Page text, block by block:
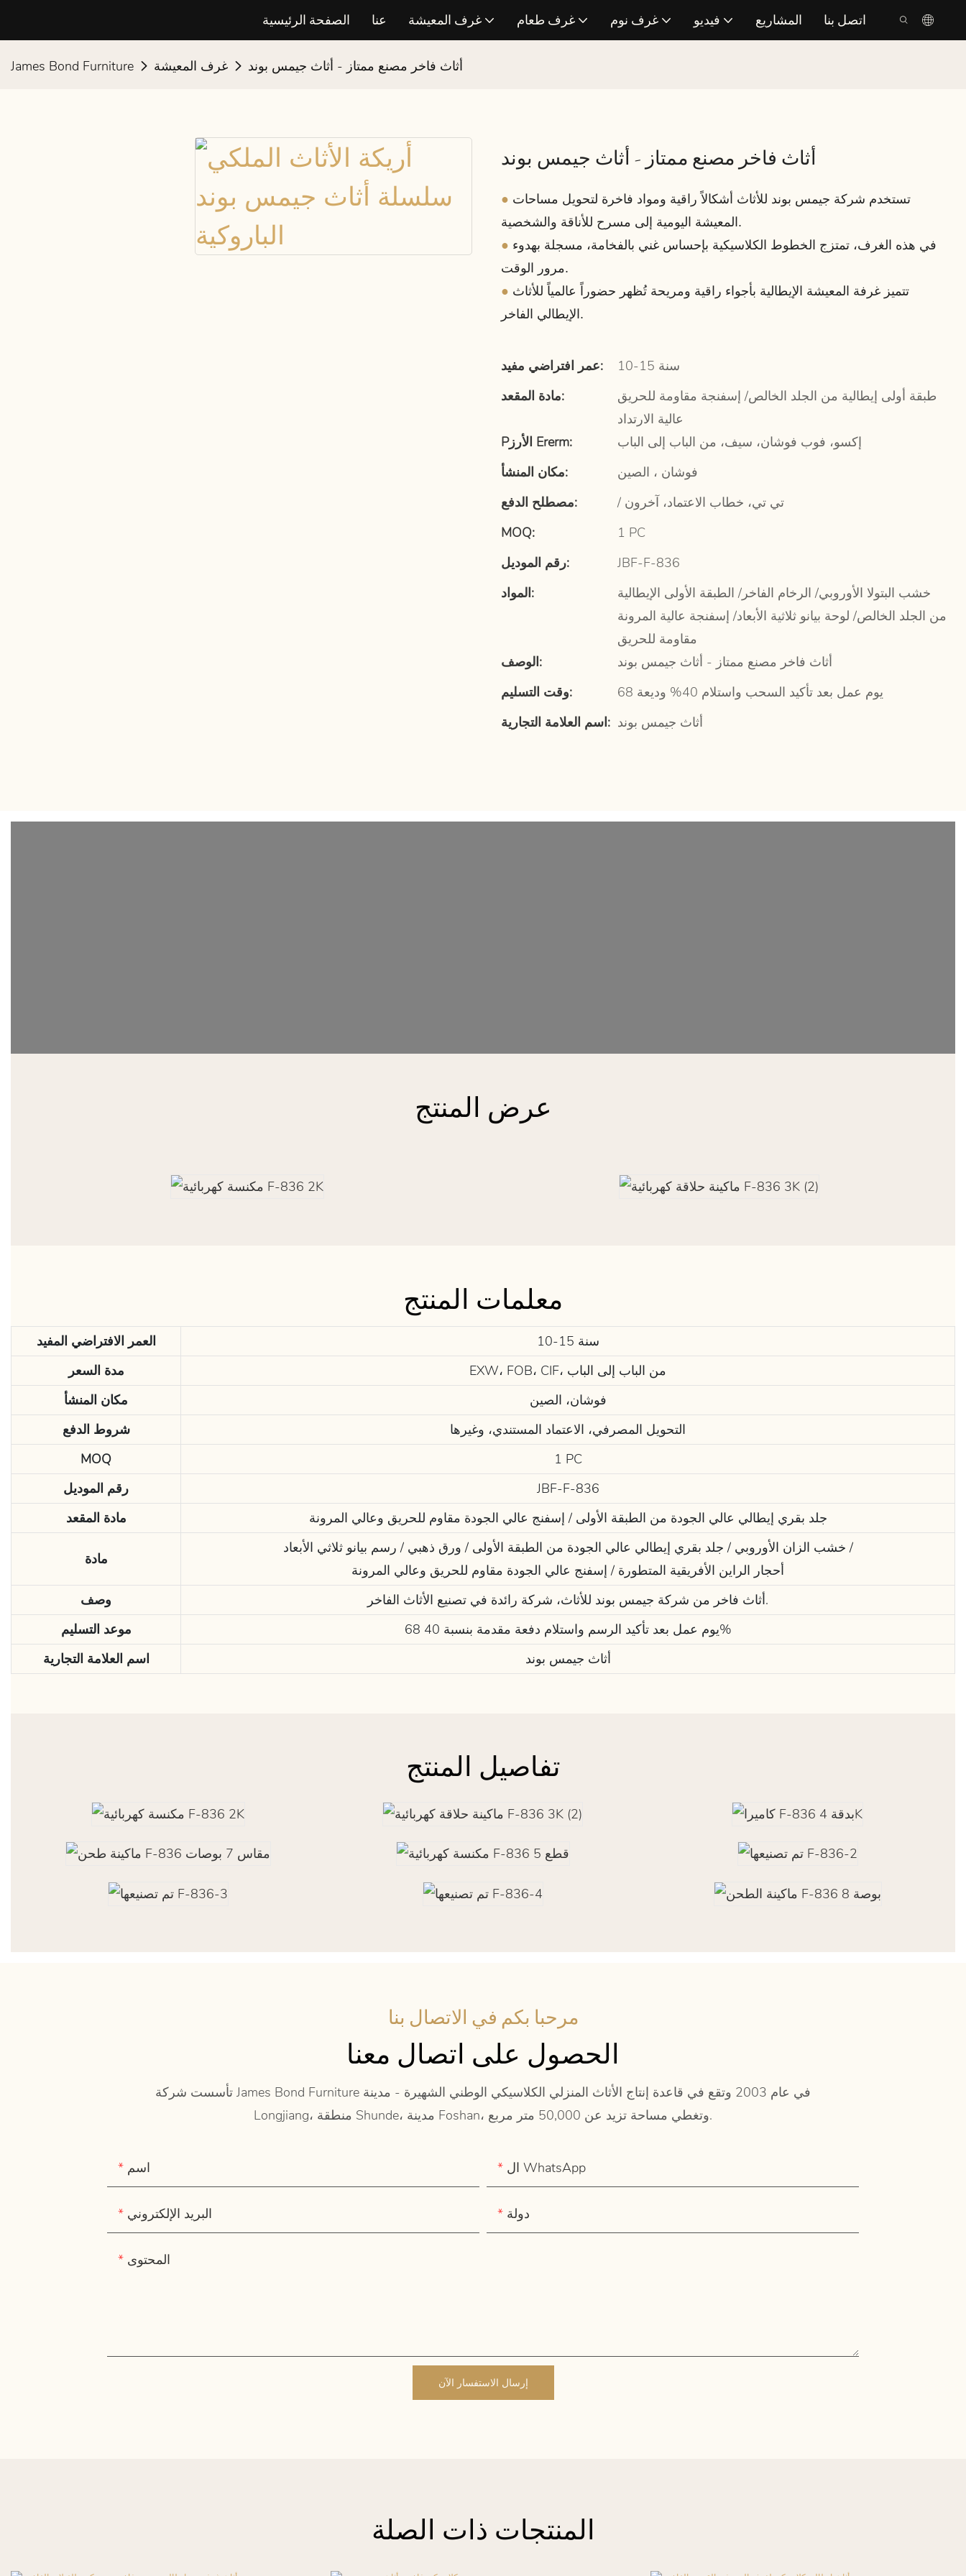
الصفحة الرئيسية عنا غرف المعيشة غرف طعام غرف نوم فيديو المشاريع اتصل بنا
James Bond Furniture غرف المعيشة أثاث فاخر مصنع ممتاز - أثاث جيمس بوند
أثاث فاخر مصنع ممتاز - أثاث جيمس بوند
● تستخدم شركة جيمس بوند للأثاث أشكالاً راقية ومواد فاخرة لتحويل مساحات
المعيشة اليومية إلى مسرح للأناقة والشخصية.
● في هذه الغرف، تمتزج الخطوط الكلاسيكية بإحساس غني بالفخامة، مسجلة بهدوء
مرور الوقت.
● تتميز غرفة المعيشة الإيطالية بأجواء راقية ومريحة تُظهر حضوراً عالمياً للأثاث
الإيطالي الفاخر.
عمر افتراضي مفيد:
10-15 سنة
مادة المقعد:
طبقة أولى إيطالية من الجلد الخالص/ إسفنجة مقاومة للحريق
عالية الارتداد
Pالأرز Ererm:
إكسو، فوب فوشان، سيف، من الباب إلى الباب
مكان المنشأ:
فوشان ، الصين
مصطلح الدفع:
/ تي تي، خطاب الاعتماد، آخرون
MOQ:
1 PC
رقم الموديل:
JBF-F-836
المواد:
خشب البتولا الأوروبي/ الرخام الفاخر/ الطبقة الأولى الإيطالية
من الجلد الخالص/ لوحة بيانو ثلاثية الأبعاد/ إسفنجة عالية المرونة
مقاومة للحريق
الوصف:
أثاث فاخر مصنع ممتاز - أثاث جيمس بوند
وقت التسليم:
68 يوم عمل بعد تأكيد السحب واستلام 40% وديعة
اسم العلامة التجارية: أثاث جيمس بوند
عرض المنتج
معلمات المنتج
العمر الافتراضي المفيد
10-15 سنة
مدة السعر
EXW، FOB، CIF، من الباب إلى الباب
مكان المنشأ
فوشان، الصين
شروط الدفع
التحويل المصرفي، الاعتماد المستندي، وغيرها
MOQ
1 PC
رقم الموديل
JBF-F-836
مادة المقعد
جلد بقري إيطالي عالي الجودة من الطبقة الأولى / إسفنج عالي الجودة مقاوم للحريق وعالي المرونة
مادة
خشب الزان الأوروبي / جلد بقري إيطالي عالي الجودة من الطبقة الأولى / ورق ذهبي / رسم بيانو ثلاثي الأبعاد /
أحجار الراين الأفريقية المتطورة / إسفنج عالي الجودة مقاوم للحريق وعالي المرونة
وصف
أثاث فاخر من شركة جيمس بوند للأثاث، شركة رائدة في تصنيع الأثاث الفاخر.
موعد التسليم
68 يوم عمل بعد تأكيد الرسم واستلام دفعة مقدمة بنسبة 40%
اسم العلامة التجارية
أثاث جيمس بوند
تفاصيل المنتج
مرحبا بكم في الاتصال بنا
الحصول على اتصال معنا
تأسست شركة James Bond Furniture في عام 2003 وتقع في قاعدة إنتاج الأثاث المنزلي الكلاسيكي الوطني الشهيرة - مدينة
Longjiang، منطقة Shunde، مدينة Foshan، وتغطي مساحة تزيد عن 50,000 متر مربع.
اسم ال WhatsApp
البريد الإلكتروني دولة
المحتوى
إرسال الاستفسار الآن
المنتجات ذات الصلة